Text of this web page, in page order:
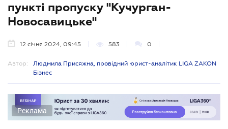
пункті пропуску "Кучурган-
Новосавицьке"
12 січня 2024, 09:45 583 0
Автор:
Людмила Присяжна, провідний юрист-аналітик LIGA ZAKON
Бізнес
Реклама